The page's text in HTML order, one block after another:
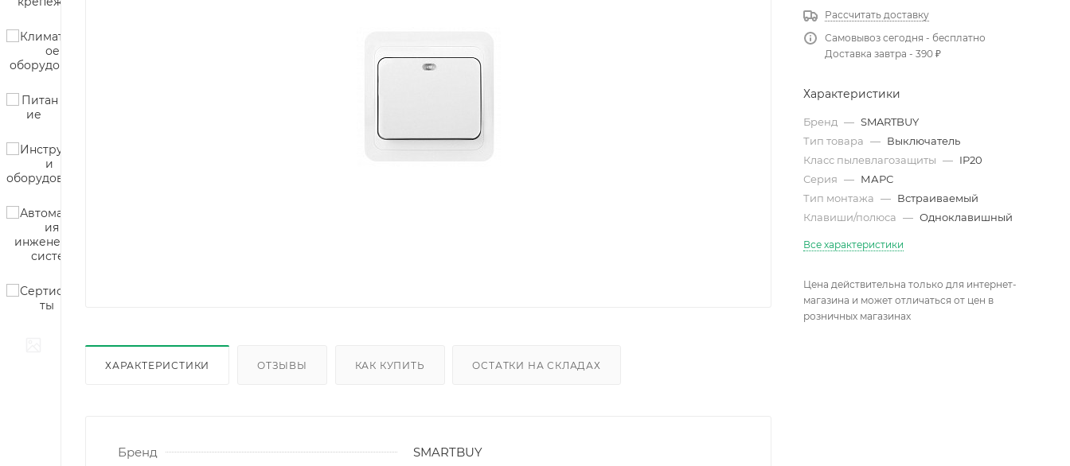
ХАРАКТЕРИСТИКИ ОТЗЫВЫ КАК КУПИТЬ ОСТАТКИ НА СКЛАДАХ
Бренд
SMARTBUY
Рассчитать доставку
Самовывоз сегодня - бесплатно
Доставка завтра - 390 ₽
Характеристики
Бренд — SMARTBUY
Тип товара — Выключатель
Класс пылевлагозащиты — IP20
Серия — МАРС
Тип монтажа — Встраиваемый
Клавиши/полюса — Одноклавишный
Все характеристики
Цена действительна только для интернет-
магазина и может отличаться от цен в
розничных магазинах